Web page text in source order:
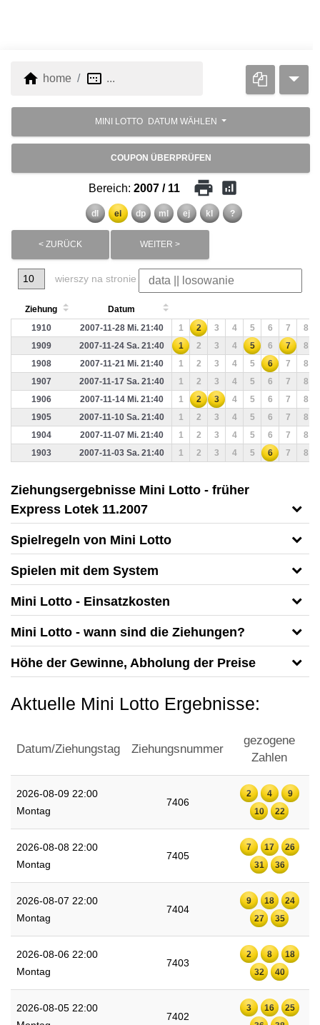
home home image_aspect_ratio ...
MINI LOTTO DATUM WÄHLEN
COUPON ÜBERPRÜFEN
Bereich: 2007 / 11 print analytics
dl el dp ml ej kl ?
< ZURÜCK WEITER >
wierszy na stronie
Ziehung
Datum
1910
2007-11-28 Mi. 21:40 1 2 3 4 5 6 7
8
1909
2007-11-24 Sa. 21:40 1 2 3 4 5 6 7
8
1908
2007-11-21 Mi. 21:40 1 2 3 4 5 6 7
8
1907
2007-11-17 Sa. 21:40 1 2 3 4 5 6 7
8
1906
2007-11-14 Mi. 21:40 1 2 3 4 5 6 7
8
1905
2007-11-10 Sa. 21:40 1 2 3 4 5 6 7
8
1904
2007-11-07 Mi. 21:40 1 2 3 4 5 6 7
8
1903
2007-11-03 Sa. 21:40 1 2 3 4 5 6 7 8
Ziehungsergebnisse Mini Lotto - früher
Express Lotek 11.2007
Spielregeln von Mini Lotto
Spielen mit dem System
Mini Lotto - Einsatzkosten
Mini Lotto - wann sind die Ziehungen?
Höhe der Gewinne, Abholung der Preise
Aktuelle Mini Lotto Ergebnisse:
Datum/Ziehungstag Ziehungsnummer
gezogene
Zahlen
2026-08-09 22:00
Montag
7406
2 4
9
10
22
2026-08-08 22:00
Montag
7405
7 17
26
31
36
2026-08-07 22:00
Montag
7404
9 18
24
27
35
2026-08-06 22:00
Montag
7403
2 8
18
32
40
2026-08-05 22:00
7402
3 16
25